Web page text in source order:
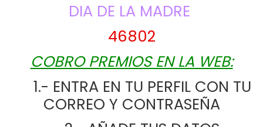
DIA DE LA MADRE
46802
COBRO PREMIOS EN LA WEB:
CORREO Y CONTRASEÑA